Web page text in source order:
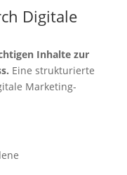
Digitale
Inhalte zur
Eine strukturierte
Marketing-